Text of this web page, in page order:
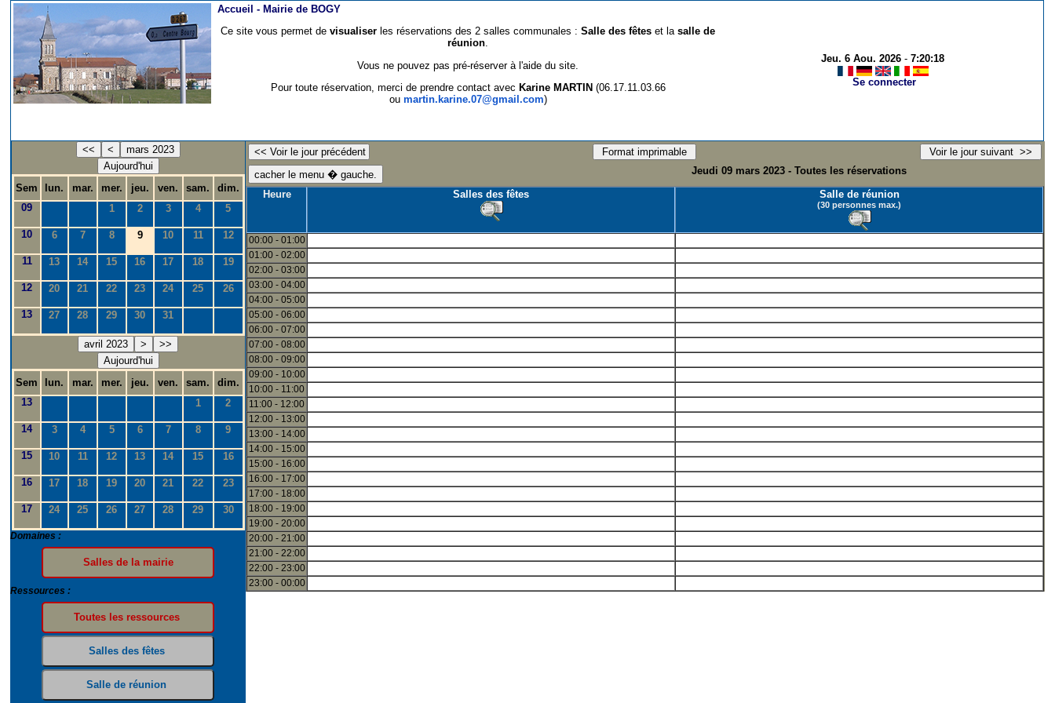
Accueil - Mairie de BOGY
Ce site vous permet devisualiser les réservations des 2 salles communales :Salle des fêtes et lasalle de
réunion.
Vous ne pouvez pas pré-réserver à l'aide du site.
Pour toute réservation, merci de prendre contact avec Karine MARTIN (06.17.11.03.66
ou martin.karine.07@gmail.com)
Jeu. 6 Aou. 2026 -7:20:18
Se connecter
<< <
mars 2023
Aujourd'hui
Sem
lun. mar. mer. jeu. ven. sam.
dim.
09
1 2 3 4 5
10 6 7 8 9 10 11 12
11 13 14 15 16 17 18 19
12 20 21 22 23 24 25 26
13 27 28 29 30 31
avril 2023 >
>>
Aujourd'hui
Sem
lun. mar. mer. jeu. ven. sam.
dim.
13
1 2
14 3 4 5 6 7 8 9
15 10 11 12 13 14 15 16
16 17 18 19 20 21 22 23
17 24 25 26 27 28 29 30
Domaines :
Ressources :
Jeudi 09 mars 2023 - Toutes les réservations
Heure
Salles des fêtes Salle de réunion
(30 personnes max.)
00:00 - 01:00
01:00 - 02:00
02:00 - 03:00
03:00 - 04:00
04:00 - 05:00
05:00 - 06:00
06:00 - 07:00
07:00 - 08:00
08:00 - 09:00
09:00 - 10:00
10:00 - 11:00
11:00 - 12:00
12:00 - 13:00
13:00 - 14:00
14:00 - 15:00
15:00 - 16:00
16:00 - 17:00
17:00 - 18:00
18:00 - 19:00
19:00 - 20:00
20:00 - 21:00
21:00 - 22:00
22:00 - 23:00
23:00 - 00:00